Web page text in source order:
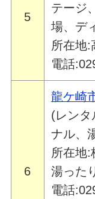
5
テージ
場、デ
所在地:
電話
6
龍ケ崎
(レンタ
ナル、
所在地:
湯った
電話